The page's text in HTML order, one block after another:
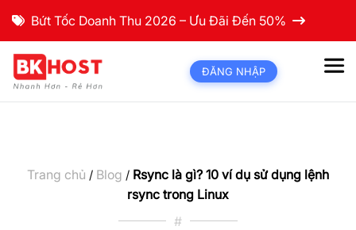
Bứt Tốc Doanh Thu 2026 – Ưu Đãi Đến 50%
ĐĂNG NHẬP
Trang chủ / Blog / Rsync là gì? 10 ví dụ sử dụng lệnh
rsync trong Linux
#